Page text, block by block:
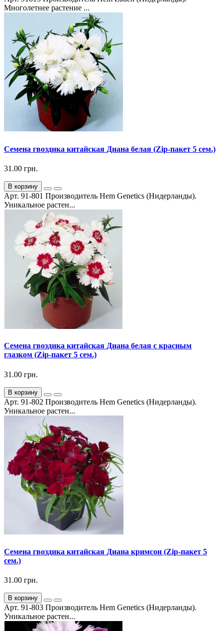
Многолетнее pacтeниe ...
Семена гвоздика китайская Диана белая (Zip-пакет 5 сем.)
31.00 грн.
В корзину
Арт. 91-801 Производитель Hem Genetics (Нидерланды).
Уникальное растен...
Семена гвоздика китайская Диана белая с красным
глазком (Zip-пакет 5 сем.)
31.00 грн.
В корзину
Арт. 91-802 Производитель Hem Genetics (Нидерланды).
Уникальное растен...
Семена гвоздика китайская Диана кримсон (Zip-пакет 5
сем.)
31.00 грн.
В корзину
Арт. 91-803 Производитель Hem Genetics (Нидерланды).
Уникальное растен...